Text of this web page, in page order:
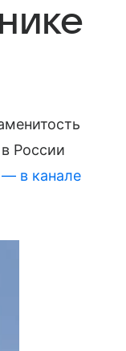
России
— в канале